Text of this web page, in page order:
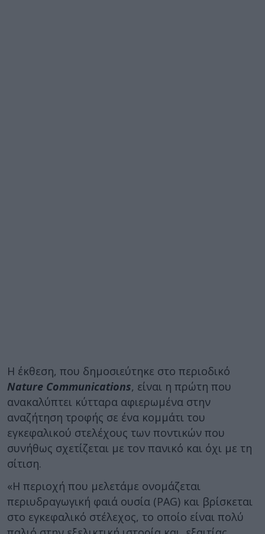
Η έκθεση, που δημοσιεύτηκε στο περιοδικό
Nature Communications, είναι η πρώτη που
ανακαλύπτει κύτταρα αφιερωμένα στην
αναζήτηση τροφής σε ένα κομμάτι του
εγκεφαλικού στελέχους των ποντικών που
συνήθως σχετίζεται με τον πανικό και όχι με τη
σίτιση.
«Η περιοχή που μελετάμε ονομάζεται
περιυδραγωγική φαιά ουσία (PAG) και βρίσκεται
στο εγκεφαλικό στέλεχος, το οποίο είναι πολύ